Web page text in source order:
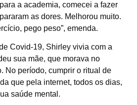
a academia, comecei a fazer
as dores. Melhorou muito.
pego peso”, emenda.
Covid-19, Shirley vivia com a
sua mãe, que morava no
No período, cumprir o ritual de
que pela internet, todos os dias,
saúde mental.